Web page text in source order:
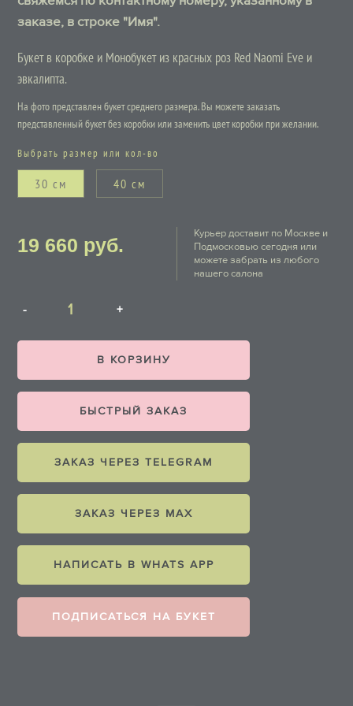
заказе, в строке "Имя".
Букет в коробке и Монобукет из красных роз Red Naomi Eve и
эвкалипта.
На фото представлен букет среднего размера. Вы можете заказать
представленный букет без коробки или заменить цвет коробки при желании.
Выбрать размер или кол-во
30 см 40 см
19 660 руб.
Курьер доставит по Москве и
Подмосковью сегодня или
можете забрать из любого
нашего салона
В КОРЗИНУ
БЫСТРЫЙ ЗАКАЗ
ЗАКАЗ ЧЕРЕЗ TELEGRAM
ЗАКАЗ ЧЕРЕЗ MAX
НАПИСАТЬ В WHATS APP
ПОДПИСАТЬСЯ НА БУКЕТ